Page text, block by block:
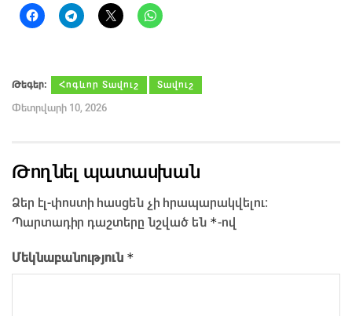
Թեգեր։ Հոգևոր Տավուշ Տավուշ
Փետրվարի 10, 2026
Թողնել պատասխան
Ձեր էլ-փոստի հասցեն չի հրապարակվելու։
Պարտադիր դաշտերը նշված են *-ով
Մեկնաբանություն *